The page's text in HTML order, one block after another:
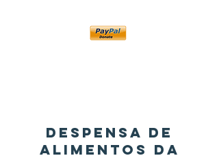
Despensa de
alimentos da